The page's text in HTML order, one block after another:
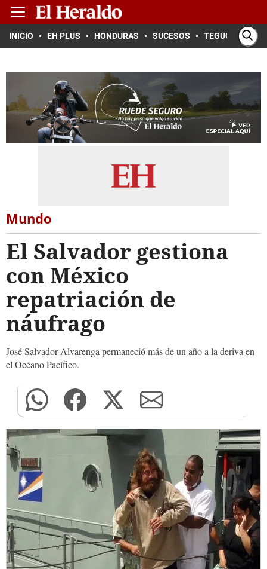
INICIO EH PLUS HONDURAS SUCESOS TEGUCIGALPA
Mundo
El Salvador gestiona
con México
repatriación de
náufrago
José Salvador Alvarenga permaneció más de un año a la deriva en
el Océano Pacífico.